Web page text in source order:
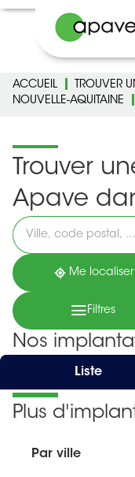
ACCUEIL TROUVER
NOUVELLE-AQUITAINE
Trouver
Apave
Veuillez
renseigner
une
adresse
Me localiser
Filtres
Nos
Liste
Plus
Par ville